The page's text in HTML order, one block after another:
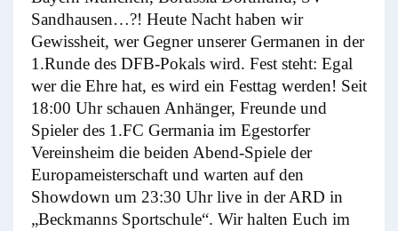
Sandhausen…?! Heute Nacht haben wir
Gewissheit, wer Gegner unserer Germanen in der
1.Runde des DFB-Pokals wird. Fest steht: Egal
wer die Ehre hat, es wird ein Festtag werden! Seit
18:00 Uhr schauen Anhänger, Freunde und
Spieler des 1.FC Germania im Egestorfer
Vereinsheim die beiden Abend-Spiele der
Europameisterschaft und warten auf den
Showdown um 23:30 Uhr live in der ARD in
„Beckmanns Sportschule“. Wir halten Euch im